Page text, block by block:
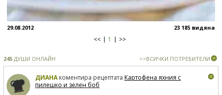
29.08.2012 23 185 видяна
<< 1 >>
245 ДУШИ ОНЛАЙН >>ВСИЧКИ ПОТРЕБИТЕЛИ
ДИАНАкоментира рецептата Картофена яхния с
пилешко и зелен боб